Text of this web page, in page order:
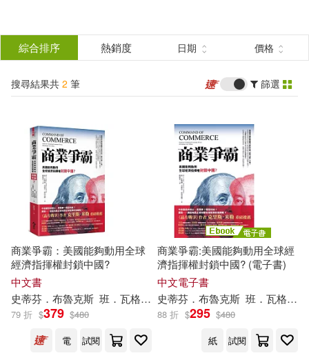
結
分類 (單選)
所有商品(2) 圖書(1)
電子書(1)
作者 (可複選)
史蒂芬．布魯克斯(2)
班．瓦格爾(2)
綜合排序 熱銷度 日期 價格
搜尋結果共 2 筆 篩選
商業爭霸：美國能夠動用全球
經濟指揮權封鎖中國?
中文書
史蒂芬 ． 布魯克斯 班 ． 瓦格爾 簡瑋君
79 折 $379 $480
電
試閱
商業爭霸:美國能夠動用全球經
濟指揮權封鎖中國? (電子書)
中文電子書
史蒂芬 ． 布魯克斯 班 ． 瓦格爾
88 折 $295 $480
紙
試閱